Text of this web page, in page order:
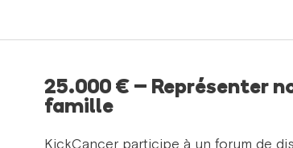
25.000 € – Représenter
famille
KickCancer participe à un forum de